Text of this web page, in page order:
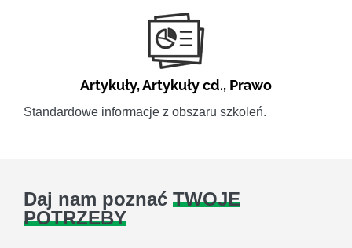
Artykuły,Artykuły cd., Prawo
Standardowe informacje z obszaru szkoleń.
Daj nam poznać TWOJE
POTRZEBY